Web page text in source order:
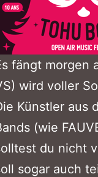
fängt morgen
wird voller
Künstler aus
(wie
du nicht
sogar auch